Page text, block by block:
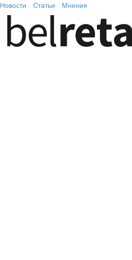
Новости Статьи Мнения